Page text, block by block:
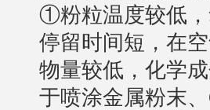
①粉粒温度较低，
停留时间短，在
物量较低，化学
于喷涂金属粉末